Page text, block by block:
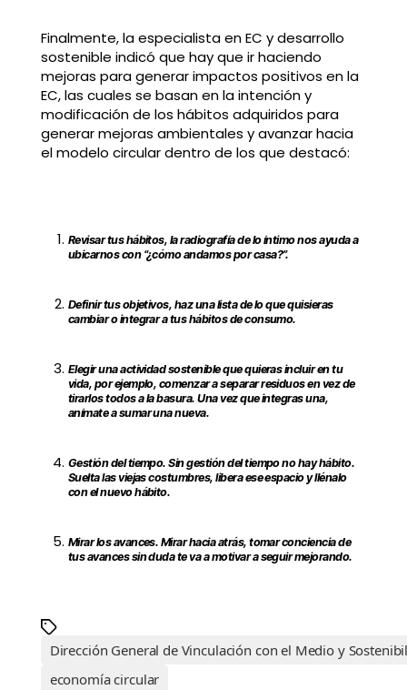
Finalmente, la especialista en EC y desarrollo
sostenible indicó que hay que ir haciendo
mejoras para generar impactos positivos en la
EC, las cuales se basan en la intención y
modificación de los hábitos adquiridos para
generar mejoras ambientales y avanzar hacia
el modelo circular dentro de los que destacó:
Revisar tus hábitos, la radiografía de lo íntimo nos ayuda a
ubicarnos con “¿cómo andamos por casa?”.
Definir tus objetivos, haz una lista de lo que quisieras
cambiar o integrar a tus hábitos de consumo.
Elegir una actividad sostenible que quieras incluir en tu
vida, por ejemplo, comenzar a separar residuos en vez de
tirarlos todos a la basura. Una vez que integras una,
anímate a sumar una nueva.
Gestión del tiempo. Sin gestión del tiempo no hay hábito.
Suelta las viejas costumbres, libera ese espacio y llénalo
con el nuevo hábito.
Mirar los avances. Mirar hacia atrás, tomar conciencia de
tus avances sin duda te va a motivar a seguir mejorando.
Dirección General de Vinculación con el Medio y
economía circular